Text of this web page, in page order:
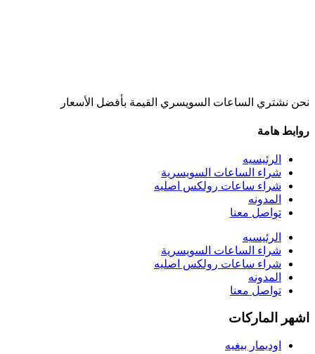
نحن نشتري الساعات السويسري القيمة بأفضل الأسعار
روابط هامة
الرئيسيه
شراء الساعات السويسرية
شراء ساعات رولكس اصليه
المدونه
تواصل معنا
الرئيسيه
شراء الساعات السويسرية
شراء ساعات رولكس اصليه
المدونه
تواصل معنا
اشهر الماركات
اوديمار بيغيه